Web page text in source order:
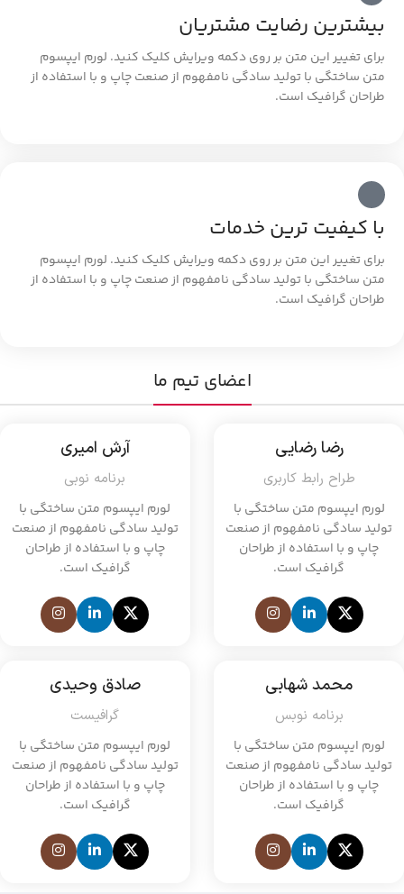
بیشترین رضایت مشتریان
برای تغییر این متن بر روی دکمه ویرایش کلیک کنید. لورم ایپسوم
متن ساختگی با تولید سادگی نامفهوم از صنعت چاپ و با استفاده از
طراحان گرافیک است.
با کیفیت ترین خدمات
برای تغییر این متن بر روی دکمه ویرایش کلیک کنید. لورم ایپسوم
متن ساختگی با تولید سادگی نامفهوم از صنعت چاپ و با استفاده از
طراحان گرافیک است.
اعضای تیم ما
رضا رضایی
طراح رابط کاربری
لورم ایپسوم متن ساختگی با
تولید سادگی نامفهوم از صنعت
چاپ و با استفاده از طراحان
گرافیک است.
آرش امیری
برنامه نوبی
لورم ایپسوم متن ساختگی با
تولید سادگی نامفهوم از صنعت
چاپ و با استفاده از طراحان
گرافیک است.
محمد شهابی
برنامه نوبس
لورم ایپسوم متن ساختگی با
تولید سادگی نامفهوم از صنعت
چاپ و با استفاده از طراحان
گرافیک است.
صادق وحیدی
گرافیست
لورم ایپسوم متن ساختگی با
تولید سادگی نامفهوم از صنعت
چاپ و با استفاده از طراحان
گرافیک است.